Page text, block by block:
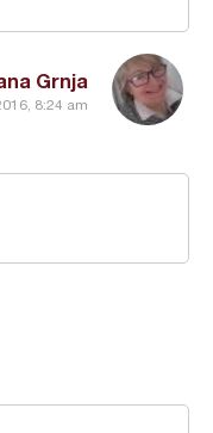
Grnja
8:24 am